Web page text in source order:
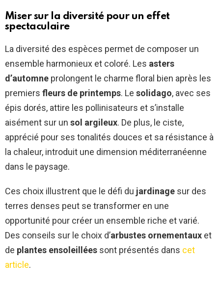
Miser sur la diversité pour un effet
spectaculaire
La diversité des espèces permet de composer un
ensemble harmonieux et coloré. Les asters
d’automne prolongent le charme floral bien après les
premiers fleurs de printemps. Le solidago, avec ses
épis dorés, attire les pollinisateurs et s’installe
aisément sur un sol argileux. De plus, le ciste,
apprécié pour ses tonalités douces et sa résistance à
la chaleur, introduit une dimension méditerranéenne
dans le paysage.
Ces choix illustrent que le défi du jardinage sur des
terres denses peut se transformer en une
opportunité pour créer un ensemble riche et varié.
Des conseils sur le choix d’arbustes ornementaux et
de plantes ensoleillées sont présentés dans cet
article.